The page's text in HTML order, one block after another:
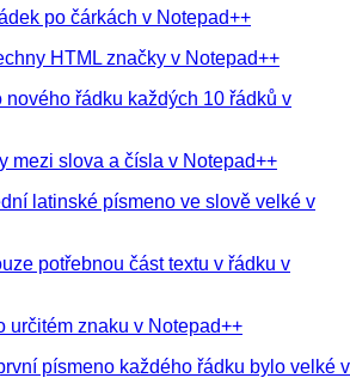
po čárkách v Notepad++
HTML značky v Notepad++
nového řádku každých 10 řádků v
mezi slova a čísla v Notepad++
latinské písmeno ve slově velké v
potřebnou část textu v řádku v
určitém znaku v Notepad++
písmeno každého řádku bylo velké v